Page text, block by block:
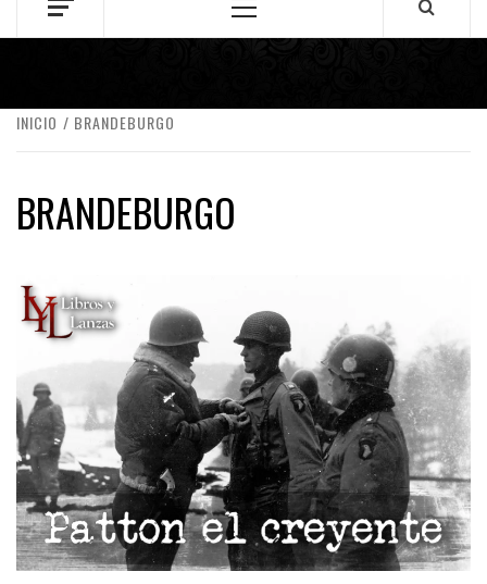
Menú
INICIO BRANDEBURGO
BRANDEBURGO